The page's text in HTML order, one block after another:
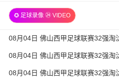
✪ 足球录像 ㉔ VIDEO
08月04日 佛山西甲足球联赛32强淘
全场录像
08月04日 佛山西甲足球联赛32强淘
徒 全场录像
08月04日 佛山西甲足球联赛32强淘